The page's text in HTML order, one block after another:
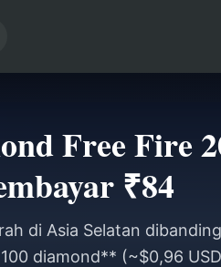
Free Fire
₹84
di Asia Selatan
diamond** (~$0,96